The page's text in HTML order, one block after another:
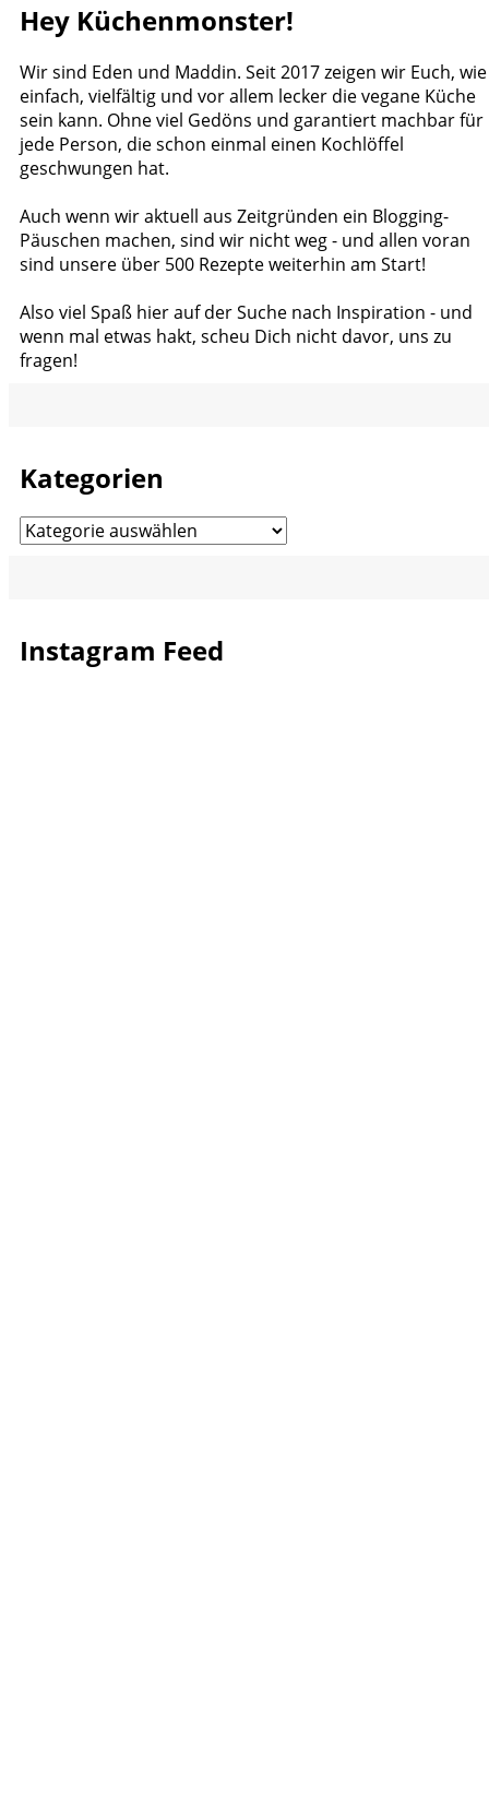
Hey Küchenmonster!
Wir sind Eden und Maddin. Seit 2017 zeigen wir Euch, wie
einfach, vielfältig und vor allem lecker die vegane Küche
sein kann. Ohne viel Gedöns und garantiert machbar für
jede Person, die schon einmal einen Kochlöffel
geschwungen hat.
Auch wenn wir aktuell aus Zeitgründen ein Blogging-
Päuschen machen, sind wir nicht weg - und allen voran
sind unsere über 500 Rezepte weiterhin am Start!
Also viel Spaß hier auf der Suche nach Inspiration - und
wenn mal etwas hakt, scheu Dich nicht davor, uns zu
fragen!
Kategorien
Kategorien
Instagram Feed